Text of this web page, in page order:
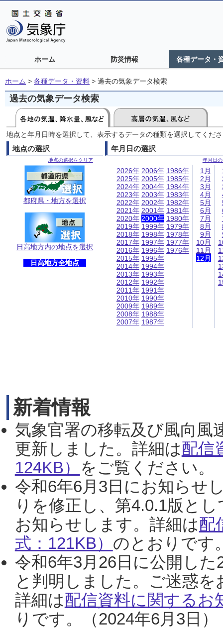
ホーム 防災情報 各種データ・
ホーム > 各種データ・資料 > 過去の気象データ検索
過去の気象データ検索
地点と年月日時を選択して、表示するデータの種類を選択してくだ
地点の選択
地点の選択をクリア
都府県・地方を選択
日高地方内の地点を選択
日高地方全地点
年月日の選択
年月日
2026年
2025年
2024年
2023年
2022年
2021年
2020年
2019年
2018年
2017年
2016年
2015年
2014年
2013年
2012年
2011年
2010年
2009年
2008年
2007年
2006年
2005年
2004年
2003年
2002年
2001年
2000年
1999年
1998年
1997年
1996年
1995年
1994年
1993年
1992年
1991年
1990年
1989年
1988年
1987年
1986年
1985年
1984年
1983年
1982年
1981年
1980年
1979年
1978年
1977年
1976年
1月
2月
3月
4月
5月
6月
7月
8月
9月
10月
11月
12月
新着情報
気象官署の移転及び風向風
更新しました。詳細は配信
124KB） をご覧ください。
令和6年6月3日にお知らせ
りを修正し、第4.0.1版と
お知らせします。詳細は配
式：121KB） のとおりです
令和6年3月26日に公開し
と判明しました。ご迷惑
詳細は配信資料に関するお
りです。（2024年6月3日）